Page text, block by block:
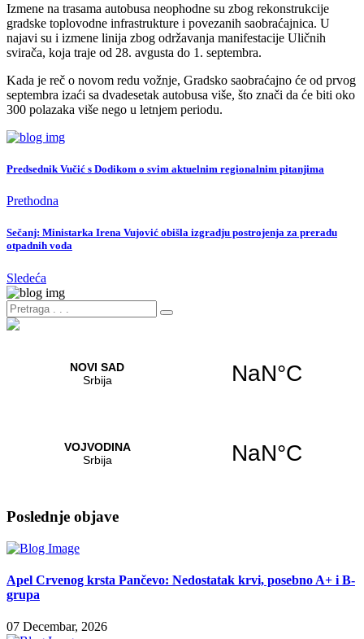
Izmene na trasama autobusa neophodne su zbog rekonstrukcije
gradske toplovodne infrastrukture i povezanih saobraćajnica. U
najavi su i izmene linija zbog održavanja manifestacije Uličnih
svirača, koja traje od 28. avgusta do 1. septembra.
Kada je reč o novom redu vožnje, Gradsko saobraćajno će od prvog
septembra izaći sa dvadesetak autobusa više, što znači da će biti oko
300 polazaka više nego u letnjem periodu.
Predsednik Vučić s Dodikom o svim aktuelnim regionalnim pitanjima
Prethodna
Sečanj: Ministarka Irena Vujović obišla izgradju postrojenja za preradu
otpadnih voda
Sledeća
Poslednje objave
Apel Crvenog krsta Pančevo: Nedostatak krvi, posebno A+ i B-
grupa
07 Decembar, 2026